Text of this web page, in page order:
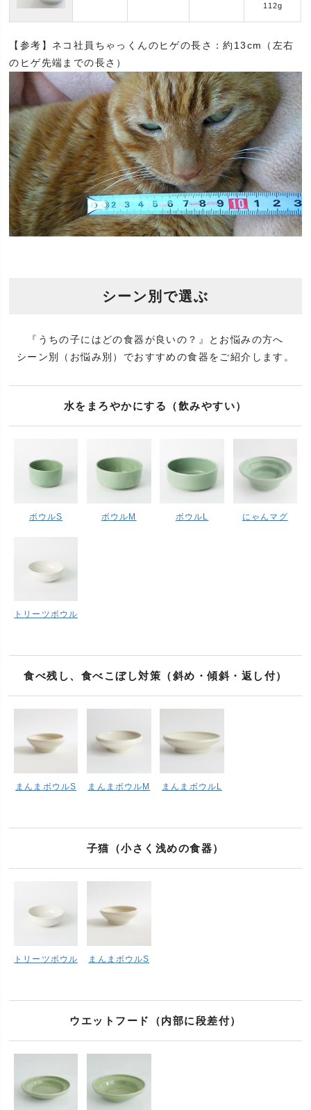
112g
【参考】ネコ社員ちゃっくんのヒゲの長さ：約13cm（左右
のヒゲ先端までの長さ）
シーン別で選ぶ
『うちの子にはどの食器が良いの？』とお悩みの方へ
シーン別（お悩み別）でおすすめの食器をご紹介します。
水をまろやかにする（飲みやすい）
ボウルS ボウルM ボウルL にゃんマグ
トリーツボウル
食べ残し、食べこぼし対策（斜め・傾斜・返し付）
まんまボウルS まんまボウルM まんまボウルL
子猫（小さく浅めの食器）
トリーツボウル まんまボウルS
ウエットフード（内部に段差付）